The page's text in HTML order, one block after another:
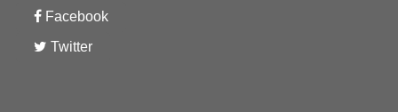
Facebook
Twitter